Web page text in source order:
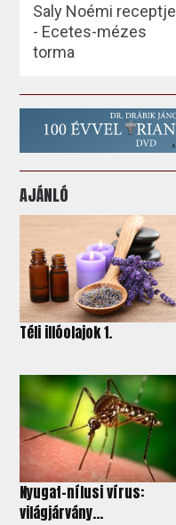
Saly Noémi receptje
- Ecetes-mézes
torma
AJÁNLÓ
Téli illóolajok 1.
Nyugat-nílusi vírus:
világjárvány...